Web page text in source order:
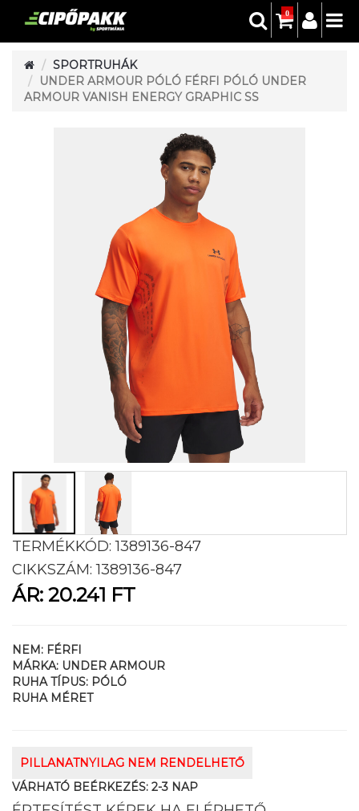
0
SPORTRUHÁK
UNDER ARMOUR PÓLÓ FÉRFI PÓLÓ UNDER
ARMOUR VANISH ENERGY GRAPHIC SS
TERMÉKKÓD:1389136-847
CIKKSZÁM:1389136-847
ÁR: 20.241 FT
NEM: FÉRFI
MÁRKA: UNDER ARMOUR
RUHA TÍPUS: PÓLÓ
RUHA MÉRET
PILLANATNYILAG NEM RENDELHETŐ
VÁRHATÓ BEÉRKEZÉS: 2-3 NAP